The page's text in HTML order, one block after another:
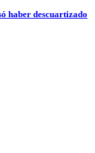
haber descuartizado